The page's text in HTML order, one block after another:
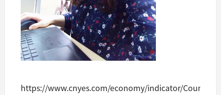
https://www.cnyes.com/economy/indicator/